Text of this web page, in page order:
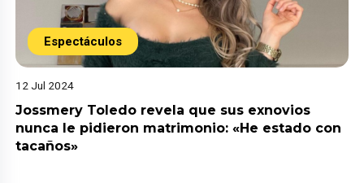
Espectáculos
12 Jul 2024
Jossmery Toledo revela que sus exnovios
nunca le pidieron matrimonio: «He estado con
tacaños»